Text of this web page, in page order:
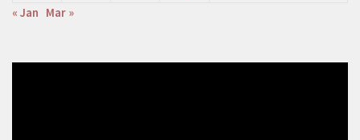
« Jan Mar »